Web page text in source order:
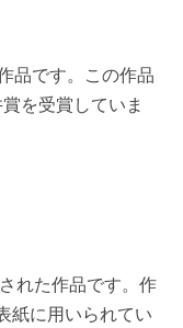
品です。この作品
を受賞していま
れた作品です。作
紙に用いられてい